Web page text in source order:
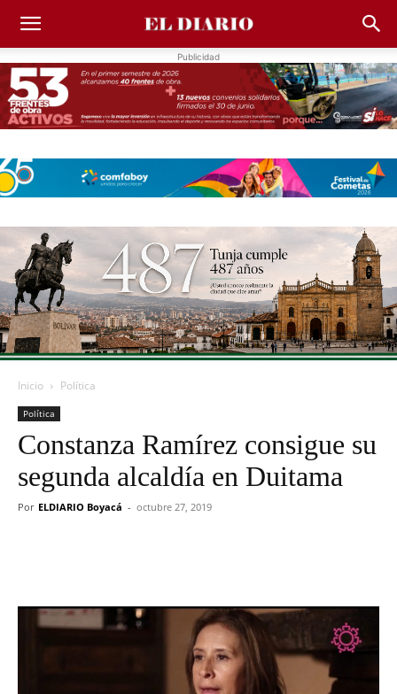
Publicidad
Inicio Política
Política
Constanza Ramírez consigue su
segunda alcaldía en Duitama
Por ELDIARIO Boyacá - octubre 27, 2019